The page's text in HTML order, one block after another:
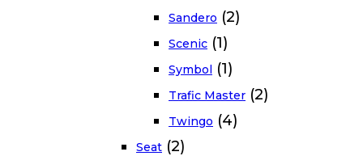
Sandero (2)
Scenic (1)
Symbol (1)
Trafic Master (2)
Twingo (4)
Seat (2)